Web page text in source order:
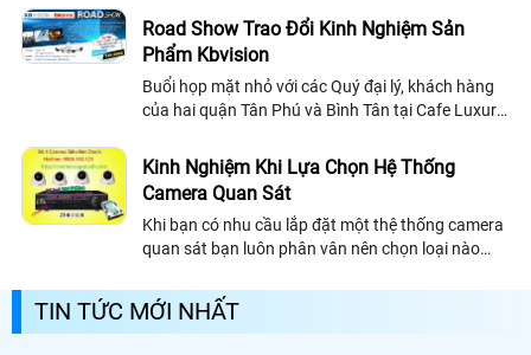
chiếc camera quan sát gia đình...
Road Show Trao Đổi Kinh Nghiệm Sản
Phẩm Kbvision
Buổi họp mặt nhỏ với các Quý đại lý, khách hàng
của hai quận Tân Phú và Bình Tân tại Cafe Luxury
chiều ngày 05/11/2016 vừa qua chính...
Kinh Nghiệm Khi Lựa Chọn Hệ Thống
Camera Quan Sát
Khi bạn có nhu cầu lắp đặt một thệ thống camera
quan sát bạn luôn phân vân nên chọn loại nào
bạn nên đọc bài viết này để giúp ích cho bạn nhiều
hơn
TIN TỨC MỚI NHẤT